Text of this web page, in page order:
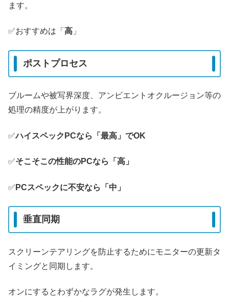
ます。
✅️おすすめは「 高 」
ポストプロセス
ブルームや被写界深度、アンビエントオクルージョン等の
処理の精度が上がります。
✅️ハイスペックPCなら「最高」でOK
✅️そこそこの性能のPCなら「高」
✅️ PCスペックに不安なら「中」
垂直同期
スクリーンテアリングを防止するためにモニターの更新タ
イミングと同期します。
オンにするとわずかなラグが発生します。